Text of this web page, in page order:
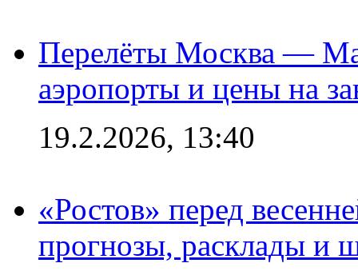
Перелёты Москва —
аэропорты и цены на
19.2.2026, 13:40
«Ростов» перед
прогнозы, расклады и